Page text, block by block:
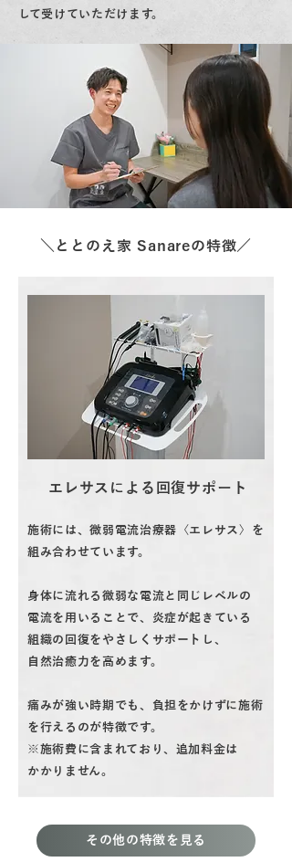
して受けていただけます。
＼ととのえ家 Sanareの特徴／
エレサスによる回復サポート
施術には、微弱電流治療器〈エレサス〉を
組み合わせています。
身体に流れる微弱な電流と同じレベルの
電流を用いることで、炎症が起きている
組織の回復をやさしくサポートし、
自然治癒力を高めます。
痛みが強い時期でも、負担をかけずに施術
を行えるのが特徴です。
※施術費に含まれており、追加料金は
かかりません。
その他の特徴を見る